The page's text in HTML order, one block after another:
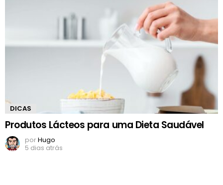
DICAS
Produtos Lácteos para uma Dieta Saudável
porHugo
5 dias atrás